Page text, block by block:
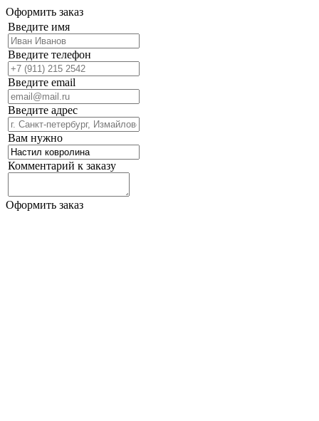
Оформить заказ
Введите имя
Введите телефон
Введите email
Введите адрес
Вам нужно
Комментарий к заказу
Оформить заказ